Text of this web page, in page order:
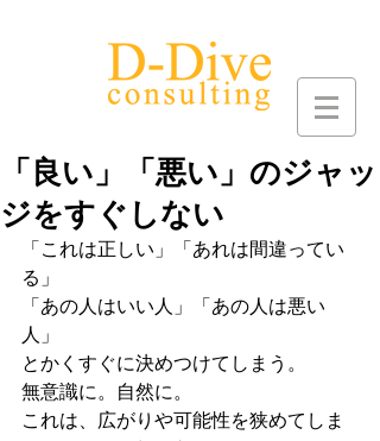
「良い」「悪い」のジャッ
ジをすぐしない
「これは正しい」「あれは間違ってい
る」
「あの人はいい人」「あの人は悪い
人」
とかくすぐに決めつけてしまう。
無意識に。自然に。
これは、広がりや可能性を狭めてしま